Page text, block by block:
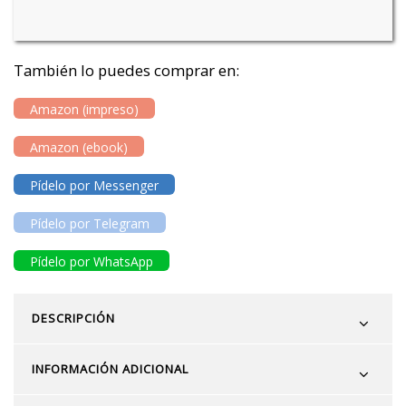
También lo puedes comprar en:
Amazon (impreso)
Amazon (ebook)
Pídelo por Messenger
Pídelo por Telegram
Pídelo por WhatsApp
DESCRIPCIÓN
INFORMACIÓN ADICIONAL